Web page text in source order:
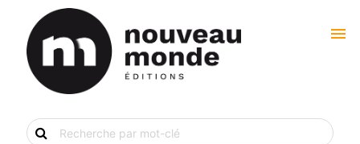
menu
Recherche
de